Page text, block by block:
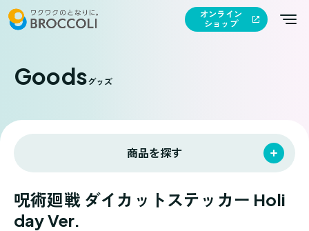
オンライン
ショップ
Goodsグッズ
商品を探す
呪術廻戦 ダイカットステッカー Holi
day Ver.